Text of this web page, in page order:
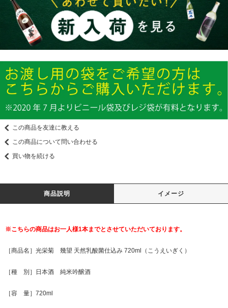
この商品を友達に教える
この商品について問い合わせる
買い物を続ける
商品説明 イメージ
※こちらの商品はお一人様1本までとさせていただいております。
［商品名］光栄菊 幾望 天然乳酸菌仕込み 720ml（こうえいぎく）
［種 別］日本酒 純米吟醸酒
［容 量］720ml